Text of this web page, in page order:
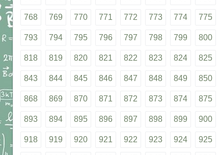
768 769 770 771 772 773 774 775
793 794 795 796 797 798 799 800
818 819 820 821 822 823 824 825
843 844 845 846 847 848 849 850
868 869 870 871 872 873 874 875
893 894 895 896 897 898 899 900
918 919 920 921 922 923 924 925